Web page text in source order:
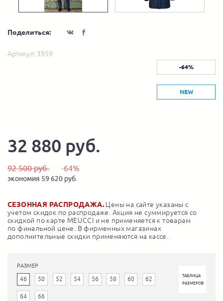
Поделиться:
Артикул: 3959
-64%
NEW
32 880 руб.
92 500 руб. -64%
экономия 59 620 руб.
СЕЗОННАЯ РАСПРОДАЖА. Цены на сайте указаны с
учетом скидок по распродаже. Акция не суммируется со
скидкой по карте MEUCCI и не применяется к товарам
по финальной цене. В фирменных магазинах
дополнительные скидки применяются на кассе.
РАЗМЕР
46 50 52 54 56 58 60 62
64 66
ТАБЛИЦА
РАЗМЕРОВ